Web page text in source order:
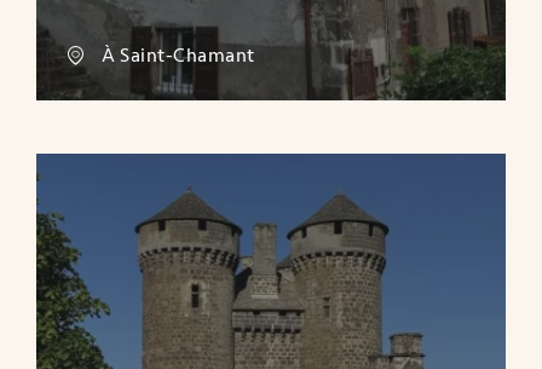
À Saint-Chamant